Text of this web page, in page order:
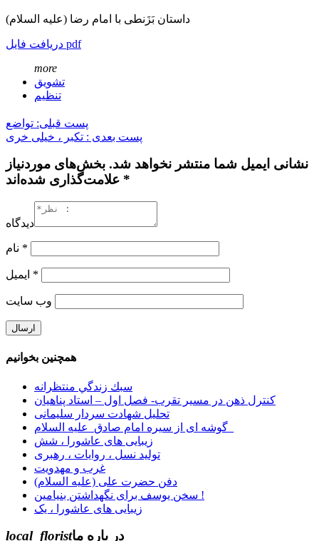
داستان بَزَنطی با امام رضا (علیه السلام)
دریافت فایل pdf
more
تشویق
تنظیم
پست قبلی: تواضع
پست بعدی : تکبر ، خیلی خری
نشانی ایمیل شما منتشر نخواهد شد. بخش‌های موردنیاز
علامت‌گذاری شده‌اند *
دیدگاه
*
*
وب‌ سایت
همچنین بخوانیم
ﺳﺒﻚ زﻧﺪﮔﻲ ﻣﻨﺘﻈﺮاﻧﻪ
کنترل ذهن در مسیر تقرب- فصل اول – استاد پناهیان
تحلیل شهادت سردار سلیمانی
زیبایی های عاشورا ، شش
تولید نسل ، روایات ، رهبری
غرب و مهدویت
دفن حضرت علی (علیه السلام)
سخن یوسف برای نگهداشتن بنیامین !
زیبایی های عاشورا ، یک
local_floristدر باره ما